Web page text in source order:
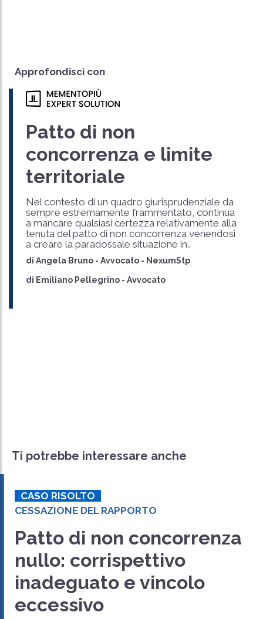
Approfondisci con
Patto di non
concorrenza e limite
territoriale
Nel contesto di un quadro giurisprudenziale da
sempre estremamente frammentato, continua
a mancare qualsiasi certezza relativamente alla
tenuta del patto di non concorrenza venendosi
a creare la paradossale situazione in..
di Angela Bruno - Avvocato - NexumStp
di Emiliano Pellegrino - Avvocato
Ti potrebbe interessare anche
CASO RISOLTO
CESSAZIONE DEL RAPPORTO
Patto di non concorrenza
nullo: corrispettivo
inadeguato e vincolo
eccessivo